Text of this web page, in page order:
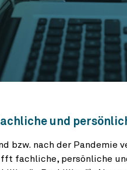
und
bzw. nach der Pandemie
fachliche, persönliche